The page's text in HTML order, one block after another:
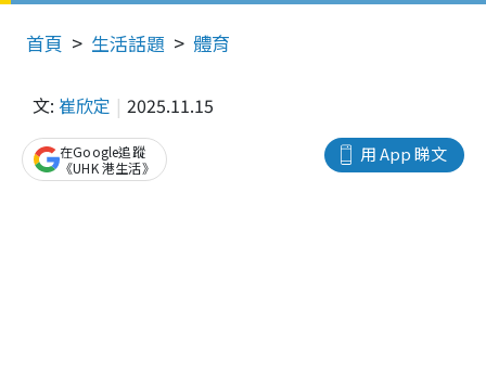
首頁 生活話題 體育
文: 崔欣定 2025.11.15
用 App 睇文
在Google追蹤
《UHK 港生活》